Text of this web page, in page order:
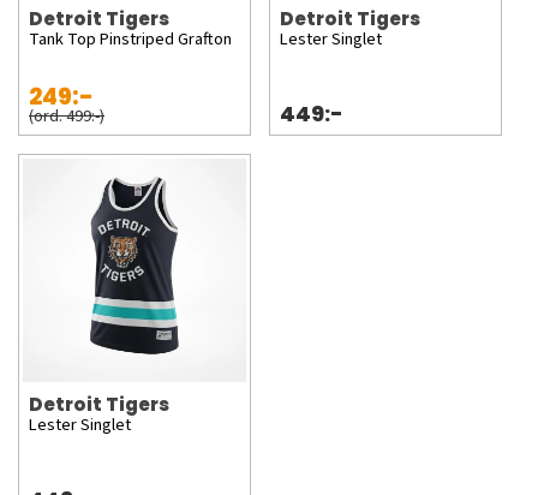
Detroit Tigers
Tank Top Pinstriped Grafton
249:-
(ord. 499:-)
Detroit Tigers
Lester Singlet
449:-
Detroit Tigers
Lester Singlet